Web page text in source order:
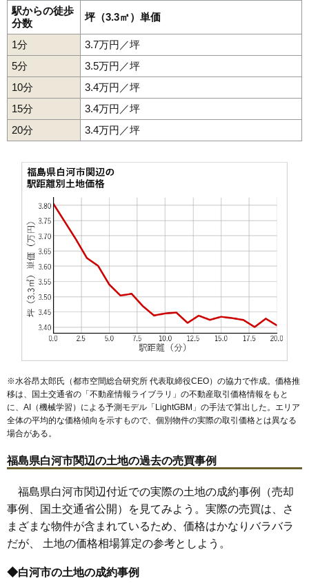
37 南真舟
38
39 天神町
40 文珠山 9.5万円
41 北中川原 9.3万円
42 古高山 9.0万円
43 細工町 8.9万円
45 三本松山
46 四ツ谷
48 西三坂
49 明戸 8.5万円 558万円
50 田町 8.4万円 395万円 -10.0%
51
52 8.0万円
郭内 8.0万円 550万円
7.8万円
追廻 7.5万円 495万円 2.0%
57 東大沼 7.5万円 972万円 -0.3%
58
60 西三坂山 7.0万円 765万円 8.4%
61 三本松 6.7万円 606万円 -0.6%
62 影鬼越 6.7万円 541万円 -0.1%
63 薄葉 6.6万円 472万円 -4.7%
64 鬼越 6.4万円 550万円
65 五番町川原 6.4万円
駅からの徒歩
分数
坪（3.3㎡）単価
1分
3.7万円／坪
5分
3.5万円／坪
10分
3.4万円／坪
15分
3.4万円／坪
20分
3.4万円／坪
※水谷昂太郎氏（都市空間総合研究所 代表取締役CEO）の協力で作成。価格推
移は、国土交通省の「不動産情報ライブラリ 」の不動産取引価格情報をもと
に、AI（機械学習）による予測モデル「LightGBM」の手法で算出した。エリア
全体の平均的な価格傾向を示すもので、個別物件の実際の取引価格とは異なる
場合がある。
福島県白河市関辺の土地の過去の売買事例
福島県白河市関辺付近での実際の土地の成約事例（売却
事例、国土交通省公開）を見てみよう。実際の売買は、さ
まざまな物件が含まれているため、価格はかなりバラバラ
だが、 土地の価格相場算定の参考としよう。
◆白河市の土地の成約事例